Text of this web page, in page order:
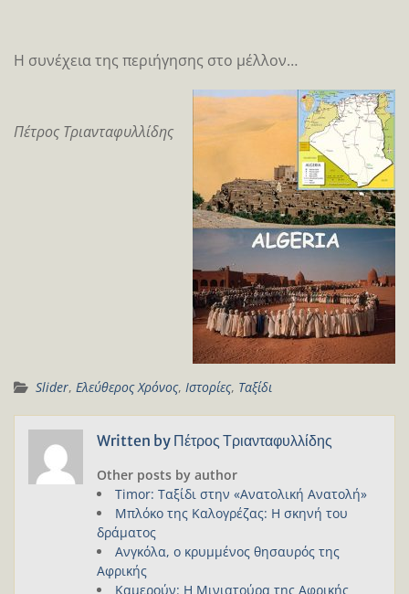
Η συνέχεια της περιήγησης στο μέλλον…
Πέτρος Τριανταφυλλίδης
Slider, Ελεύθερος Χρόνος, Ιστορίες, Ταξίδι
Written by Πέτρος Τριανταφυλλίδης
Other posts by author
Timor: Ταξίδι στην «Ανατολική Ανατολή»
Μπλόκο της Καλογρέζας: Η σκηνή του
δράματος
Ανγκόλα, o κρυμμένος θησαυρός της
Αφρικής
Καμερούν: Η Μινιατούρα της Αφρικής